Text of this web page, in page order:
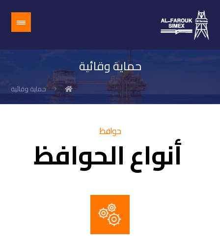
حماية وقائية
حماية وقائية
حوافظ
أنواع الحوافظ